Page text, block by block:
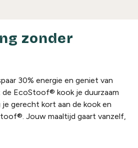
zonder
30% energie en geniet van
de EcoStoof® kook je duurzaam
gerecht kort aan de kook en
Jouw maaltijd gaart vanzelf,